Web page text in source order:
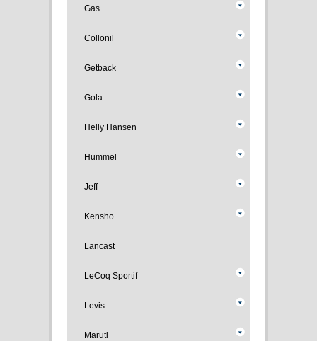
Gas
Collonil
Getback
Gola
Helly Hansen
Hummel
Jeff
Kensho
Lancast
LeCoq Sportif
Levis
Maruti